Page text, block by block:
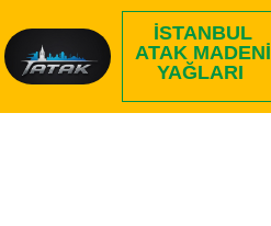
İSTANBUL
ATAK MADENI
YAĞLARI